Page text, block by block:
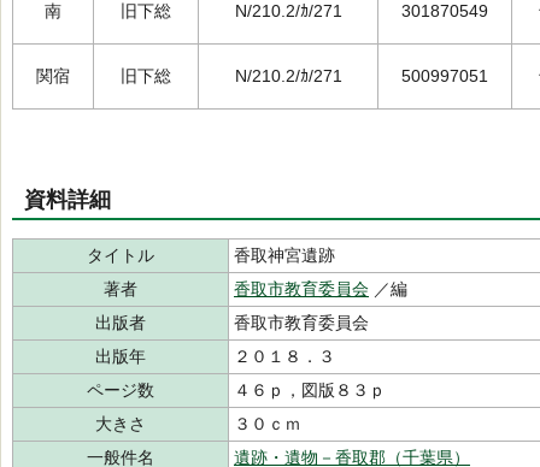
南 旧下総 N/210.2/ｶ/271 301870549
関宿 旧下総 N/210.2/ｶ/271 500997051
資料詳細
タイトル
香取神宮遺跡
著者
香取市教育委員会 ／編
出版者
香取市教育委員会
出版年
２０１８．３
ページ数
４６ｐ，図版８３ｐ
大きさ
３０ｃｍ
一般件名
遺跡・遺物－香取郡（千葉県）